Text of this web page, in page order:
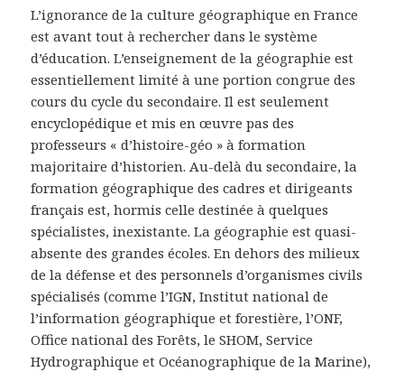
L’ignorance de la culture géographique en France
est avant tout à rechercher dans le système
d’éducation. L’enseignement de la géographie est
essentiellement limité à une portion congrue des
cours du cycle du secondaire. Il est seulement
encyclopédique et mis en œuvre pas des
professeurs « d’histoire-géo » à formation
majoritaire d’historien. Au-delà du secondaire, la
formation géographique des cadres et dirigeants
français est, hormis celle destinée à quelques
spécialistes, inexistante. La géographie est quasi-
absente des grandes écoles. En dehors des milieux
de la défense et des personnels d’organismes civils
spécialisés (comme l’IGN, Institut national de
l’information géographique et forestière, l’ONF,
Office national des Forêts, le SHOM, Service
Hydrographique et Océanographique de la Marine),